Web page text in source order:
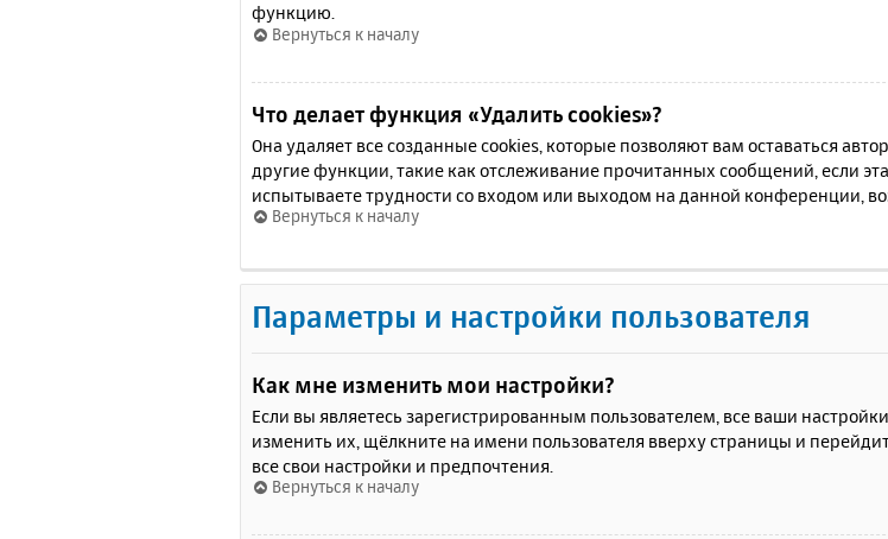
функцию.
Вернуться к началу
Что делает функция «Удалить cookies»?
Она удаляет все созданные cookies, которые позволяют вам оставаться
другие функции, такие как отслеживание прочитанных сообщений, если
испытываете трудности со входом или выходом на данной конференции,
Вернуться к началу
Параметры и настройки пользователя
Как мне изменить мои настройки?
Если вы являетесь зарегистрированным пользователем, все ваши
изменить их, щёлкните на имени пользователя вверху страницы и
все свои настройки и предпочтения.
Вернуться к началу